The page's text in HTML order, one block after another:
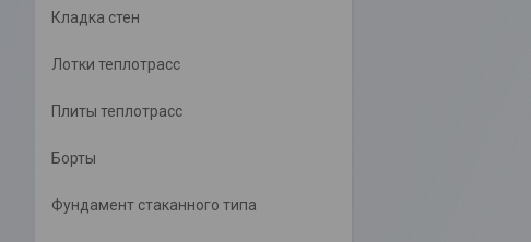
Кладка стен
Лотки теплотрасс
Плиты теплотрасс
Борты
Фундамент стаканного типа